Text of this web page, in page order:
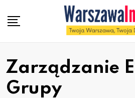
Zarządzanie
Grupy